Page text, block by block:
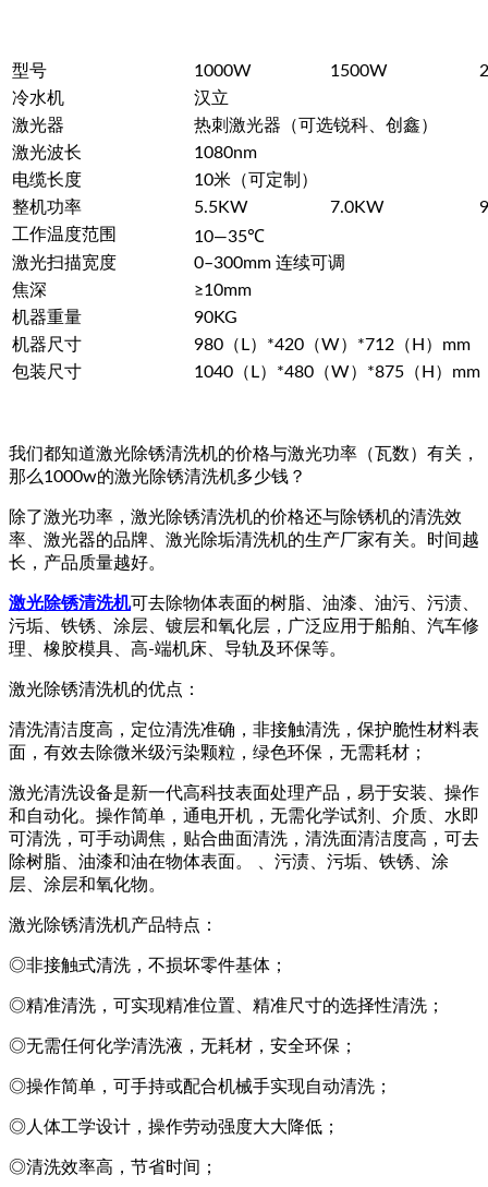
型号 1000W 1500W
冷水机
汉立
激光器
热刺激光器（可选锐科、创鑫）
激光波长
1080nm
电缆长度
10米（可定制）
整机功率
5.5KW 7.0KW
工作温度范围
10—35℃
激光扫描宽度
0–300mm 连续可调
焦深
≥10mm
机器重量
90KG
机器尺寸
980（L）*420（W）*712（H）mm
包装尺寸
1040（L）*480（W）*875（H）mm
我们都知道激光除锈清洗机的价格与激光功率（瓦数）有关，
那么1000w的激光除锈清洗机多少钱？
除了激光功率，激光除锈清洗机的价格还与除锈机的清洗效
率、激光器的品牌、激光除垢清洗机的生产厂家有关。时间越
长，产品质量越好。
激光除锈清洗机可去除物体表面的树脂、油漆、油污、污渍、
污垢、铁锈、涂层、镀层和氧化层，广泛应用于船舶、汽车修
理、橡胶模具、高-端机床、导轨及环保等。
激光除锈清洗机的优点：
清洗清洁度高，定位清洗准确，非接触清洗，保护脆性材料表
面，有效去除微米级污染颗粒，绿色环保，无需耗材；
激光清洗设备是新一代高科技表面处理产品，易于安装、操作
和自动化。操作简单，通电开机，无需化学试剂、介质、水即
可清洗，可手动调焦，贴合曲面清洗，清洗面清洁度高，可去
除树脂、油漆和油在物体表面。 、污渍、污垢、铁锈、涂
层、涂层和氧化物。
激光除锈清洗机产品特点：
◎非接触式清洗，不损坏零件基体；
◎精准清洗，可实现精准位置、精准尺寸的选择性清洗；
◎无需任何化学清洗液，无耗材，安全环保；
◎操作简单，可手持或配合机械手实现自动清洗；
◎人体工学设计，操作劳动强度大大降低；
◎清洗效率高，节省时间；